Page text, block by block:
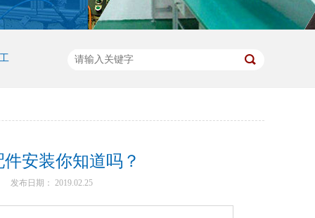
安装你知道吗？
发布日期： 2019.02.25